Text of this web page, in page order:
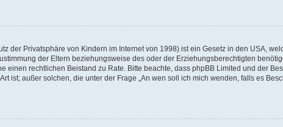
der Privatsphäre von Kindern im Internet von 1998) ist ein Gesetz in den USA,
der Eltern beziehungsweise des oder der Erziehungsberechtigten
rechtlichen Beistand zu Rate. Bitte beachte, dass phpBB Limited und der
ist; außer solchen, die unter der Frage „An wen soll ich mich wenden, falls es